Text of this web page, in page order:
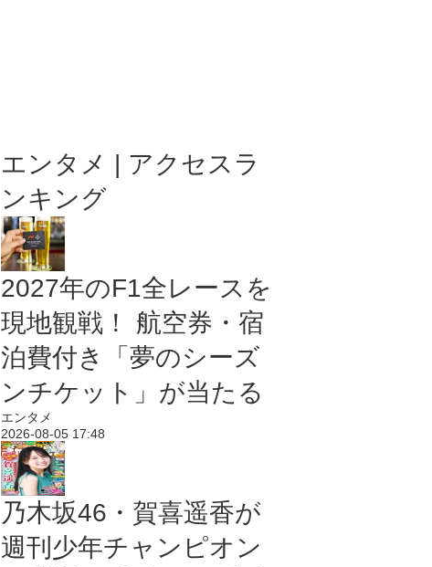
エンタメ | アクセスラ
ンキング
2027年のF1全レースを
現地観戦！ 航空券・宿
泊費付き「夢のシーズ
ンチケット」が当たる
エンタメ
2026-08-05 17:48
乃木坂46・賀喜遥香が
週刊少年チャンピオン